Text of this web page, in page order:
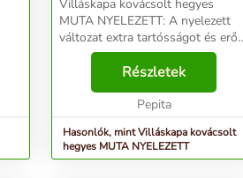
Villáskapa kovácsolt hegyes
MUTA NYELEZETT: A nyelezett
változat extra tartósságot és erőt
biztosít a kovácsolt hegyes MUTA
villáskapának. Kiváló választás a
nehezebb talajmunkákhoz....
Részletek
Pepita
Hasonlók, mint Villáskapa kovácsolt
hegyes MUTA NYELEZETT